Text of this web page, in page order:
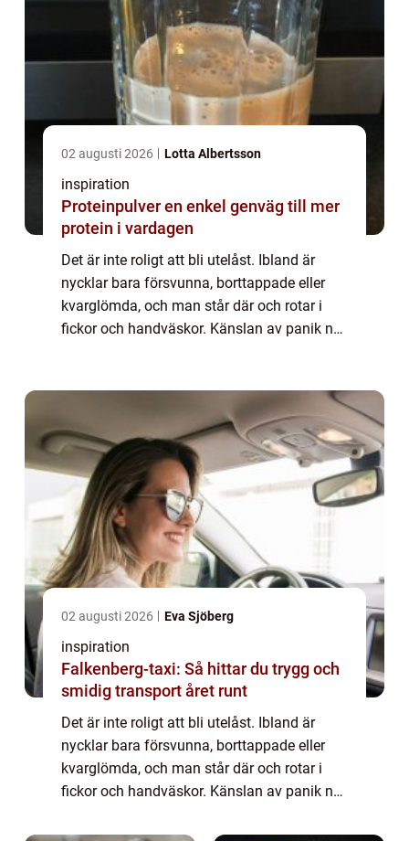
02 augusti 2026 Lotta Albertsson
inspiration
Proteinpulver en enkel genväg till mer
protein i vardagen
Det är inte roligt att bli utelåst. Ibland är
nycklar bara försvunna, borttappade eller
kvarglömda, och man står där och rotar i
fickor och handväskor. Känslan av panik när
02 augusti 2026 Eva Sjöberg
inspiration
Falkenberg-taxi: Så hittar du trygg och
smidig transport året runt
Det är inte roligt att bli utelåst. Ibland är
nycklar bara försvunna, borttappade eller
kvarglömda, och man står där och rotar i
fickor och handväskor. Känslan av panik när